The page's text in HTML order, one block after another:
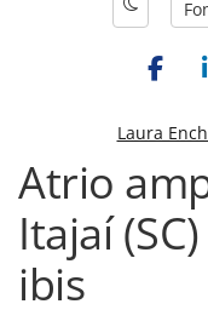
Laura
Atrio
Itajaí
ibis